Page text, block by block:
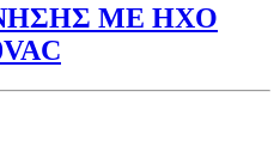
ΜΕ ΗΧΟ